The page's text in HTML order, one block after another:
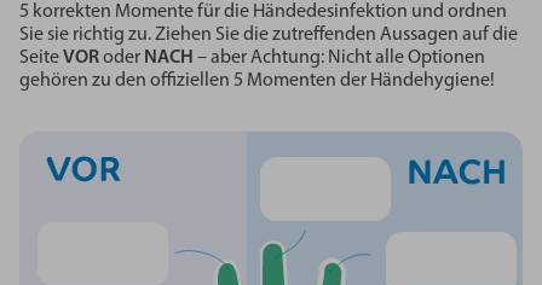
5 korrekten Momente für die Händedesinfektion und ordnen
Sie sie richtig zu. Ziehen Sie die zutreffenden Aussagen auf die
SeiteVORoder NACH – aber Achtung: Nicht alle Optionen
gehören zu den offiziellen 5 Momenten der Händehygiene!